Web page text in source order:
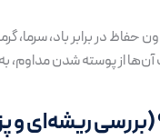
در برابر باد،
از پوسته شدن مداوم،
ریشه‌ای و